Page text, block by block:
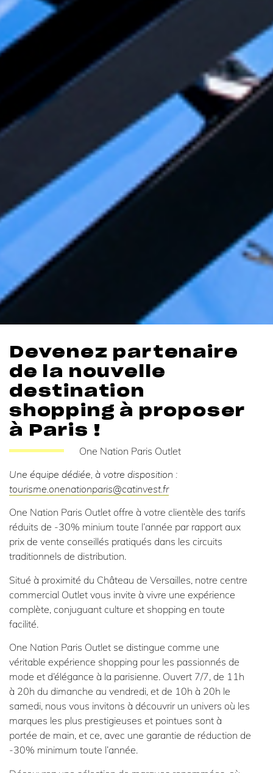
Devenez partenaire
de la nouvelle
destination
shopping à proposer
à Paris !
One Nation Paris Outlet
Une équipe dédiée, à votre disposition :
tourisme.onenationparis@catinvest.fr
One Nation Paris Outlet offre à votre clientèle des tarifs
réduits de -30% minium toute l’année par rapport aux
prix de vente conseillés pratiqués dans les circuits
traditionnels de distribution.
Situé à proximité du Château de Versailles, notre centre
commercial Outlet vous invite à vivre une expérience
complète, conjuguant culture et shopping en toute
facilité.
One Nation Paris Outlet se distingue comme une
véritable expérience shopping pour les passionnés de
mode et d’élégance à la parisienne. Ouvert 7/7, de 11h
à 20h du dimanche au vendredi, et de 10h à 20h le
samedi, nous vous invitons à découvrir un univers où les
marques les plus prestigieuses et pointues sont à
portée de main, et ce, avec une garantie de réduction de
-30% minimum toute l’année.